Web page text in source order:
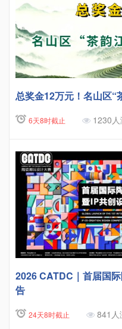
总奖金12万元！名山区“
6天8时截止 1230
2026 CATDC｜首届国
告
24天8时截止 841人